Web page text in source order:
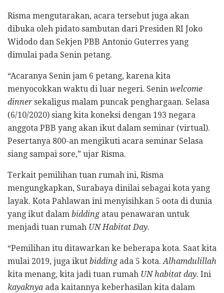
Risma mengutarakan, acara tersebut juga akan
dibuka oleh pidato sambutan dari Presiden RI Joko
Widodo dan Sekjen PBB Antonio Guterres yang
dimulai pada Senin petang.
“Acaranya Senin jam 6 petang, karena kita
menyocokkan waktu di luar negeri. Senin welcome
dinnersekaligus malam puncak penghargaan. Selasa
(6/10/2020) siang kita koneksi dengan 193 negara
anggota PBB yang akan ikut dalam seminar (virtual).
Pesertanya 800-an mengikuti acara seminar Selasa
siang sampai sore,” ujar Risma.
Terkait pemilihan tuan rumah ini, Risma
mengungkapkan, Surabaya dinilai sebagai kota yang
layak. Kota Pahlawan ini menyisihkan 5 oota di dunia
yang ikut dalam biddingatau penawaran untuk
menjadi tuan rumah UN Habitat Day.
“Pemilihan itu ditawarkan ke beberapa kota. Saat kita
mulai 2019, juga ikut biddingada 5 kota.Alhamdulillah
kita menang, kita jadi tuan rumah UN habitat day. Ini
kayaknya ada kaitannya keberhasilan kita dalam